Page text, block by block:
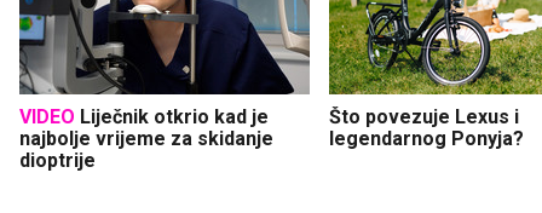
VIDEO
najbolje vrijeme za skidanje
dioptrije
Što povezuje Lexus i
legendarnog Ponyja?